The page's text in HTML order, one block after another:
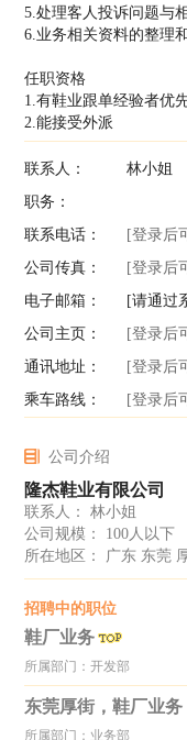
5.处理客人投诉问题与
6.业务相关资料的整理
任职资格
1.有鞋业跟单经验者优
2.能接受外派
联系人：
林小姐
职务：
联系电话：
[登录后
公司传真：
[登录后
电子邮箱：
[请通过
公司主页：
[登录后
通讯地址：
[登录后
乘车路线：
[登录后
公司介绍
隆杰鞋业有限公司
联系人： 林小姐
公司规模： 100人以下
所在地区： 广东 东莞
招聘中的职位
鞋厂业务
所属部门：开发部
东莞厚街，鞋厂业务
所属部门：业务部